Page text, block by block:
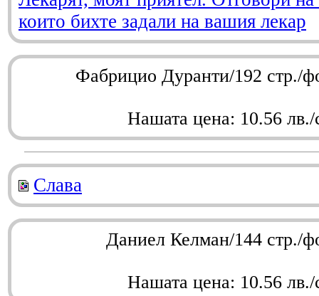
които бихте задали на вашия лекар
Фабрицио Дуранти/192 стр./
Нашата цена: 10.56 лв./
Слава
Даниел Келман/144 стр./
Нашата цена: 10.56 лв./